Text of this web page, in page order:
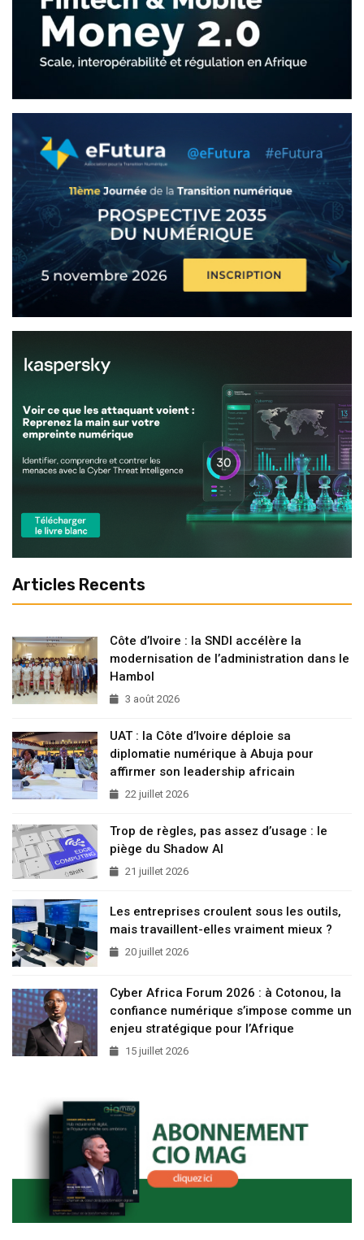
Articles Recents
Côte d’Ivoire : la SNDI accélère la
modernisation de l’administration dans le
Hambol
3 août 2026
UAT : la Côte d’Ivoire déploie sa
diplomatie numérique à Abuja pour
affirmer son leadership africain
22 juillet 2026
Trop de règles, pas assez d’usage : le
piège du Shadow AI
21 juillet 2026
Les entreprises croulent sous les outils,
mais travaillent-elles vraiment mieux ?
20 juillet 2026
Cyber Africa Forum 2026 : à Cotonou, la
confiance numérique s’impose comme un
enjeu stratégique pour l’Afrique
15 juillet 2026